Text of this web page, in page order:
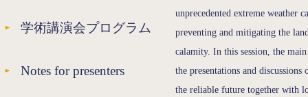
unprecedented extreme weather
preventing and mitigating the
calamity. In this session, the
the presentations and
the reliable future together with
学術講演会プログラム
Notes for presenters